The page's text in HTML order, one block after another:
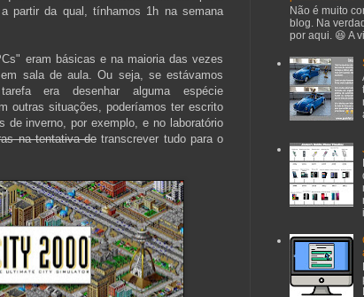
partir da qual, tínhamos 1h na semana
eram básicas e na maioria das vezes
sala de aula. Ou seja, se estávamos
era desenhar alguma espécie
outras situações, poderíamos ter escrito
de inverno, por exemplo, e no laboratório
na tentativa de transcrever tudo para o
Não é muito
blog. Na
por aqui. 😆 A